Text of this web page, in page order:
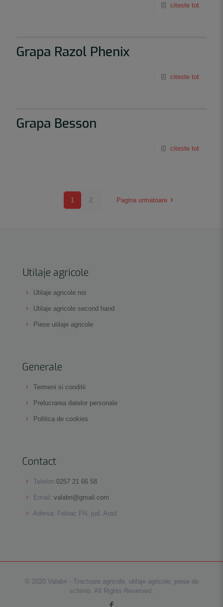
citeste tot
Grapa Razol Phenix
citeste tot
Grapa Besson
citeste tot
1 2 Pagina urmatoare
Utilaje agricole
Utilaje agricole noi
Utilaje agricole second hand
Piese utilaje agricole
Generale
Termeni si conditii
Prelucrarea datelor personale
Politica de cookies
Contact
Telefon:0257 21 66 58
Email:valabri@gmail.com
Adresa: Felnac FN, jud. Arad
© 2020 Valabri - Tractoare agricole, utilaje agricole, piese de
schimb. All Rights Reserved.